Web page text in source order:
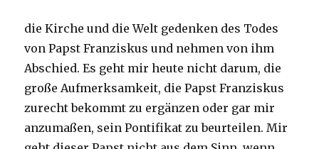
die Kirche und die Welt gedenken des Todes
von Papst Franziskus und nehmen von ihm
Abschied. Es geht mir heute nicht darum, die
große Aufmerksamkeit, die Papst Franziskus
zurecht bekommt zu ergänzen oder gar mir
anzumaßen, sein Pontifikat zu beurteilen. Mir